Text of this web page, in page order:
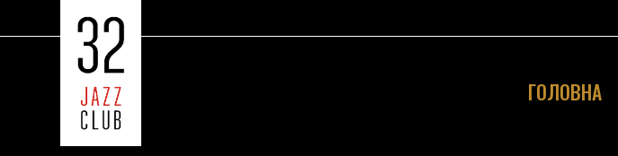
ГОЛОВНА